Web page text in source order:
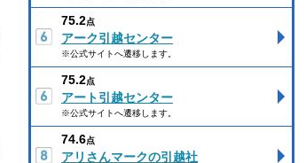
75.2点
アーク引越センター
※公式サイトへ遷移します。
75.2点
アート引越センター
※公式サイトへ遷移します。
74.6点
アリさんマークの引越社